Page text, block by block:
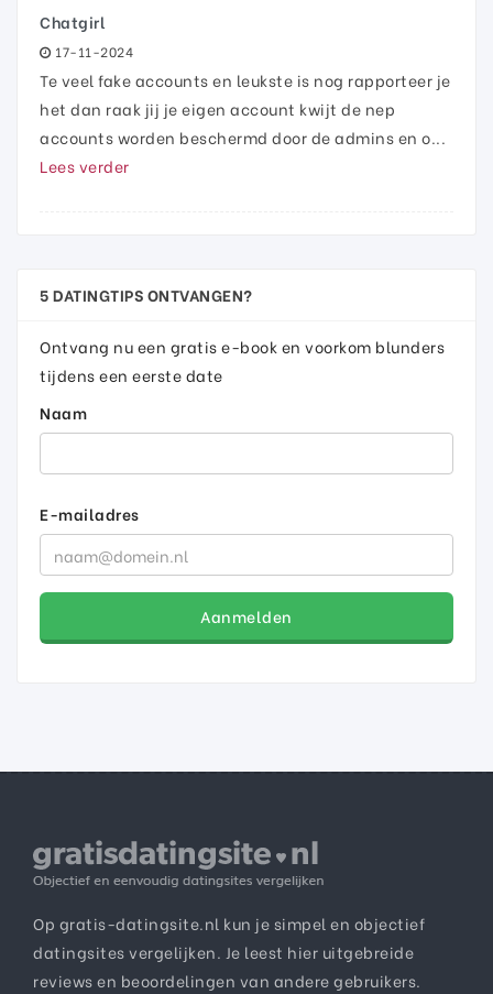
Chatgirl
17-11-2024
Te veel fake accounts en leukste is nog rapporteer je
het dan raak jij je eigen account kwijt de nep
accounts worden beschermd door de admins en o...
Lees verder
5 DATINGTIPS ONTVANGEN?
Ontvang nu een gratis e-book en voorkom blunders
tijdens een eerste date
Naam
E-mailadres
Aanmelden
Op gratis-datingsite.nl kun je simpel en objectief
datingsites vergelijken. Je leest hier uitgebreide
reviews en beoordelingen van andere gebruikers.